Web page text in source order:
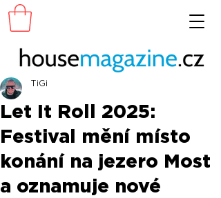
Let It Roll 2025:
Festival mění místo
konání na jezero Most
a oznamuje nové
TiGi